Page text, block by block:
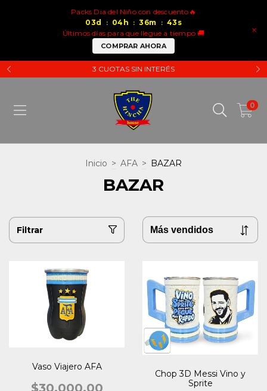
×
Packs Dia del Niño con descuento🔥
03d : 04 h : 36m : 43 s
Últimos días para que llegue a tiempo 🚚
COMPRAR AHORA
3 CUOTAS SIN INTERÉS
0
Inicio > AFA > BAZAR
BAZAR
Filtrar
Vaso Viajero AFA
$30.000,00
Chop 3D Messi Vino y
Sprite